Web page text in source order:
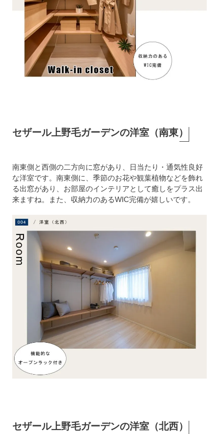
セザール上野毛ガーデンの洋室（南東）
南東側と西側の二方向に窓があり、日当たり・通気性良好
な洋室です。南東側に、季節のお花や観葉植物などを飾れ
る出窓があり、お部屋のインテリアとして癒しをプラス出
来ますね。また、収納力のあるWIC完備が嬉しいです。
セザール上野毛ガーデンの洋室（北西）